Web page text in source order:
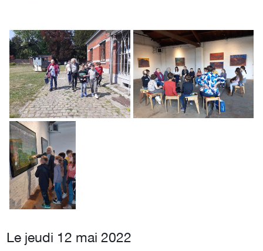
Le jeudi 12 mai 2022